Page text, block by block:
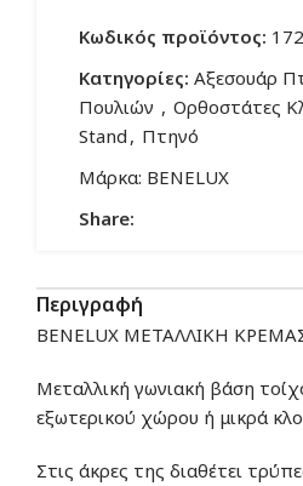
Κωδικός προϊόντος:
Κατηγορίες: Αξεσουάρ
Πουλιών , Ορθοστάτες
Stand , Πτηνό
Μάρκα: BENELUX
Share:
Περιγραφή
BENELUX ΜΕΤΑΛΛΙΚΗ
Μεταλλική γωνιακή βάση
εξωτερικού χώρου ή μικρά
Στις άκρες της διαθέτει